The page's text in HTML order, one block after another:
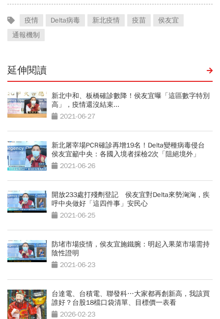
疫情 Delta病毒 新北疫情 疫苗
侯友宜
通報機制
延伸閱讀
新北中和、板橋確診數降！侯友宜曝「這區數字特別
高」，疫情還沒結束...
2021-06-27
新北屠宰場PCR確診再增19名！Delta變種病毒侵台
侯友宜籲中央：各國入境者採檢2次「阻絕境外」
2021-06-26
開放233處打殘劑登記 侯友宜對Delta來勢洶洶，疾
呼中央做好「這四件事」安民心
2021-06-25
防堵市場疫情，侯友宜施鐵腕：明起入果菜市場需持
陰性證明
2021-06-23
台達電、台積電、聯發科…大家都再創新高，我該買
誰好？台股18檔口袋清單、目標價一表看
2026-02-23